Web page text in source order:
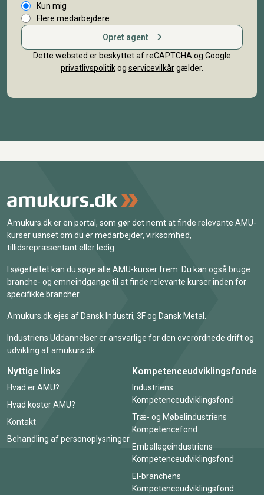
Kun mig
Flere medarbejdere
Opret agent
Dette websted er beskyttet af reCAPTCHA og Google
privatlivspolitikog servicevilkårgælder.
Amukurs.dk er en portal, som gør det nemt at finde relevante AMU-
kurser uanset om du er medarbejder, virksomhed,
tillidsrepræsentant eller ledig.
I søgefeltet kan du søge alle AMU-kurser frem. Du kan også bruge
branche- og emneindgange til at finde relevante kurser inden for
specifikke brancher.
Amukurs.dk ejes af Dansk Industri, 3F og Dansk Metal.
Industriens Uddannelser er ansvarlige for den overordnede drift og
udvikling af amukurs.dk.
Nyttige links
Hvad er AMU?
Hvad koster AMU?
Kontakt
Behandling af personoplysninger
Kompetenceudviklingsfonde
Industriens
Kompetenceudviklingsfond
Træ- og Møbelindustriens
Kompetencefond
Emballageindustriens
Kompetenceudviklingsfond
El-branchens
Kompetenceudviklingsfond